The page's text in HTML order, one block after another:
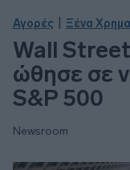
Αγορές Ξένα
Wall
ώθησε σε
S&P 500
Newsroom